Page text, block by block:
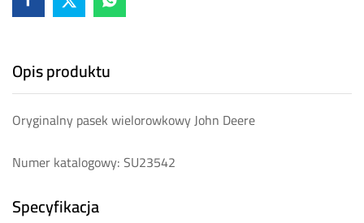
Opis produktu
Oryginalny pasek wielorowkowy John Deere
Numer katalogowy: SU23542
Specyfikacja